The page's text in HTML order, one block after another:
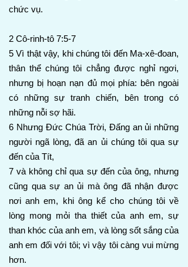
chức vụ.
2 Cô-rinh-tô 7:5-7
5 Vì thật vậy, khi chúng tôi đến Ma-xê-đoan,
thân thể chúng tôi chẳng được nghỉ ngơi,
nhưng bị hoạn nạn đủ mọi phía: bên ngoài
có những sự tranh chiến, bên trong có
những nỗi sợ hãi.
6 Nhưng Đức Chúa Trời, Đấng an ủi những
người ngã lòng, đã an ủi chúng tôi qua sự
đến của Tít,
7 và không chỉ qua sự đến của ông, nhưng
cũng qua sự an ủi mà ông đã nhận được
nơi anh em, khi ông kể cho chúng tôi về
lòng mong mỏi tha thiết của anh em, sự
than khóc của anh em, và lòng sốt sắng của
anh em đối với tôi; vì vậy tôi càng vui mừng
hơn.